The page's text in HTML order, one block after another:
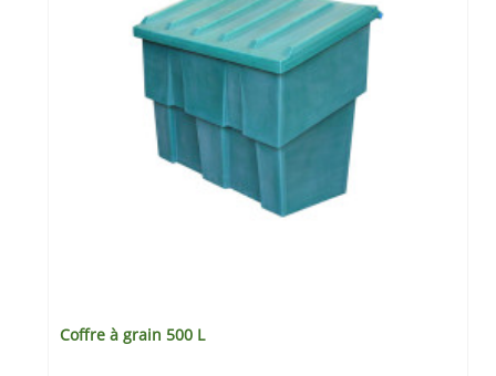
Coffre à grain 500 L